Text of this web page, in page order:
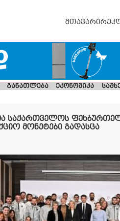
მთავარი
განათლება ეკონომიკა
საქართველოს
მონეტები გადასცა